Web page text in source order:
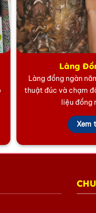
Làng
Làng đồng ngàn
thuật đúc và chạm
liệu đồng
Xem